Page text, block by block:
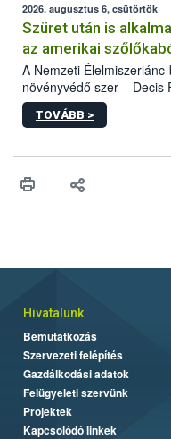
az intenzív felderítést,
hatósággal is
2026. augusztus 6, csütörtök
Szüret után is
az amerikai
A Nemzeti
növényvédő szer – Decis
engedélyokiratát
egészen a vesszőérettség
érésű szőlőkben is
felhasználók számára is
TOVÁBB >
Hivatalunk
Bemutatkozás
Szervezeti felépítés
Gazdálkodási adatok
Felügyeleti szervünk
Projektek
Kapcsolódó linkek